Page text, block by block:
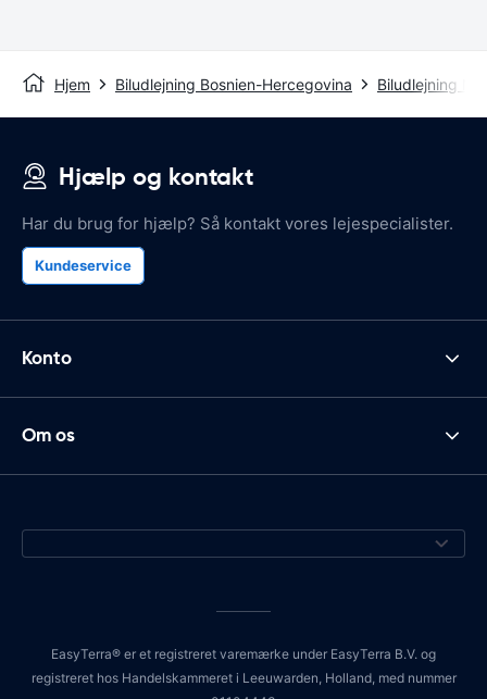
Hjem Biludlejning Bosnien-Hercegovina Biludlejning
Hjælp og kontakt
Har du brug for hjælp? Så kontakt vores lejespecialister.
Kundeservice
Konto
Om os
EasyTerra® er et registreret varemærke under EasyTerra B.V. og
registreret hos Handelskammeret i Leeuwarden, Holland, med nummer